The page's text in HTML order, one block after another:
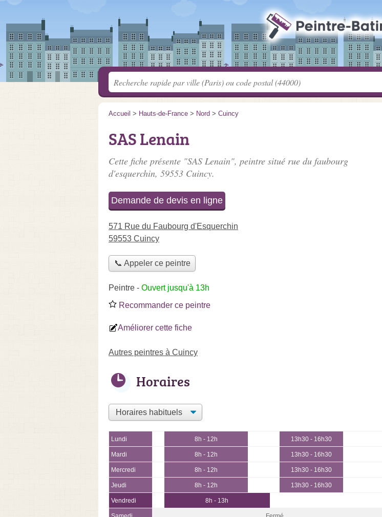
Accueil > Hauts-de-France > Nord > Cuincy
SAS Lenain
Cette fiche présente "SAS Lenain", peintre situé rue du faubourg
d'esquerchin, 59553 Cuincy.
Demande de devis en ligne
571 Rue du Faubourg d'Esquerchin
59553 Cuincy
📞 Appeler ce peintre
Peintre - Ouvert jusqu'à 13h
Recommander ce peintre
Améliorer cette fiche
Autres peintres à Cuincy
Horaires
Lundi 8h - 12h 13h30 - 16h30
Mardi 8h - 12h 13h30 - 16h30
Mercredi 8h - 12h 13h30 - 16h30
Jeudi 8h - 12h 13h30 - 16h30
Vendredi 8h - 13h